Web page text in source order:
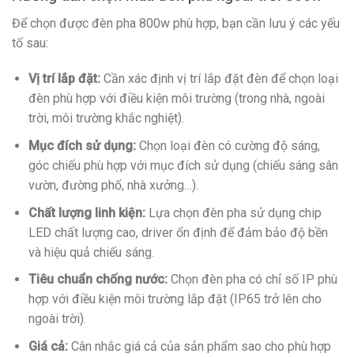
Để chọn được đèn pha 800w phù hợp, bạn cần lưu ý các yếu
tố sau:
Vị trí lắp đặt:Cần xác định vị trí lắp đặt đèn để chọn loại
đèn phù hợp với điều kiện môi trường (trong nhà, ngoài
trời, môi trường khắc nghiệt).
Mục đích sử dụng:Chọn loại đèn có cường độ sáng,
góc chiếu phù hợp với mục đích sử dụng (chiếu sáng sân
vườn, đường phố, nhà xưởng…).
Chất lượng linh kiện:Lựa chọn đèn pha sử dụng chip
LED chất lượng cao, driver ổn định để đảm bảo độ bền
và hiệu quả chiếu sáng.
Tiêu chuẩn chống nước:Chọn đèn pha có chỉ số IP phù
hợp với điều kiện môi trường lắp đặt (IP65 trở lên cho
ngoài trời).
Giá cả:Cân nhắc giá cả của sản phẩm sao cho phù hợp